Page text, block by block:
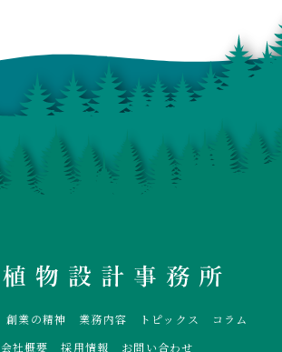
創業の精神 業務内容 トピックス
コラム
会社概要
採用情報 お問い合わせ